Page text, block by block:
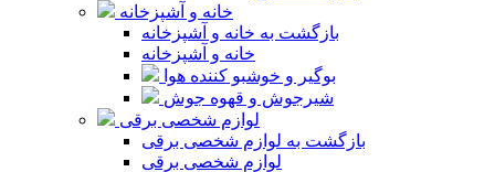
خانه و آشپزخانه
بازگشت به خانه و آشپزخانه
خانه و آشپزخانه
بوگیر و خوشبو کننده هوا
شیرجوش و قهوه جوش
لوازم شخصی برقی
بازگشت به لوازم شخصی برقی
لوازم شخصی برقی